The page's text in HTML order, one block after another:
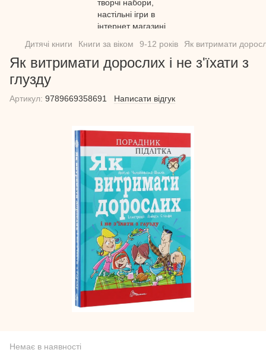
Дитячі книги Книги за віком 9-12 років Як витримати
Як витримати дорослих і не з'їхати з
глузду
Артикул: 9789669358691 Написати відгук
Немає в наявності